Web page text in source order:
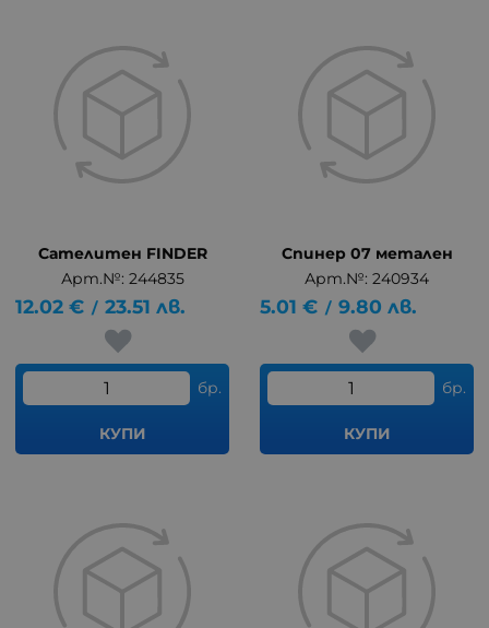
Сателитен FINDER
Арт.№: 244835
12.02 € / 23.51 лв.
бр.
КУПИ
Спинер 07 метален
Арт.№: 240934
5.01 € / 9.80 лв.
бр.
КУПИ